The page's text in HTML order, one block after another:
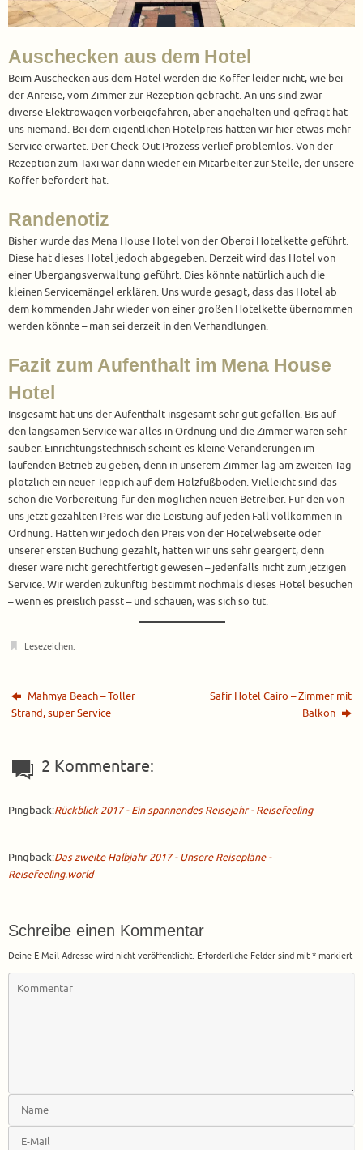
Auschecken aus dem Hotel
Beim Auschecken aus dem Hotel werden die Koffer leider nicht, wie bei
der Anreise, vom Zimmer zur Rezeption gebracht. An uns sind zwar
diverse Elektrowagen vorbeigefahren, aber angehalten und gefragt hat
uns niemand. Bei dem eigentlichen Hotelpreis hatten wir hier etwas mehr
Service erwartet. Der Check-Out Prozess verlief problemlos. Von der
Rezeption zum Taxi war dann wieder ein Mitarbeiter zur Stelle, der unsere
Koffer befördert hat.
Randenotiz
Bisher wurde das Mena House Hotel von der Oberoi Hotelkette geführt.
Diese hat dieses Hotel jedoch abgegeben. Derzeit wird das Hotel von
einer Übergangsverwaltung geführt. Dies könnte natürlich auch die
kleinen Servicemängel erklären. Uns wurde gesagt, dass das Hotel ab
dem kommenden Jahr wieder von einer großen Hotelkette übernommen
werden könnte – man sei derzeit in den Verhandlungen.
Fazit zum Aufenthalt im Mena House
Hotel
Insgesamt hat uns der Aufenthalt insgesamt sehr gut gefallen. Bis auf
den langsamen Service war alles in Ordnung und die Zimmer waren sehr
sauber. Einrichtungstechnisch scheint es kleine Veränderungen im
laufenden Betrieb zu geben, denn in unserem Zimmer lag am zweiten Tag
plötzlich ein neuer Teppich auf dem Holzfußboden. Vielleicht sind das
schon die Vorbereitung für den möglichen neuen Betreiber. Für den von
uns jetzt gezahlten Preis war die Leistung auf jeden Fall vollkommen in
Ordnung. Hätten wir jedoch den Preis von der Hotelwebseite oder
unserer ersten Buchung gezahlt, hätten wir uns sehr geärgert, denn
dieser wäre nicht gerechtfertigt gewesen – jedenfalls nicht zum jetzigen
Service. Wir werden zukünftig bestimmt nochmals dieses Hotel besuchen
– wenn es preislich passt – und schauen, was sich so tut.
Lesezeichen.
Mahmya Beach – Toller
Strand, super Service
Safir Hotel Cairo – Zimmer mit
Balkon
2 Kommentare:
Pingback:Rückblick 2017 - Ein spannendes Reisejahr - Reisefeeling
Pingback:Das zweite Halbjahr 2017 - Unsere Reisepläne -
Reisefeeling.world
Schreibe einen Kommentar
Deine E-Mail-Adresse wird nicht veröffentlicht. Erforderliche Felder sind mit * markiert